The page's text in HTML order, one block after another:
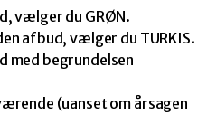
vælger du GRØN.
afbud, vælger du TURKIS.
med begrundelsen
(uanset om årsagen